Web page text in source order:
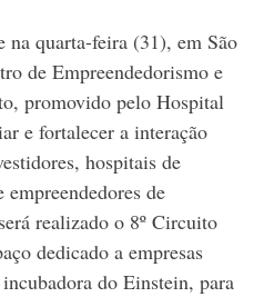
na quarta-feira (31), em São
de Empreendedorismo e
promovido pelo Hospital
e fortalecer a interação
hospitais de
de
realizado o 8º Circuito
dedicado a empresas
do Einstein, para